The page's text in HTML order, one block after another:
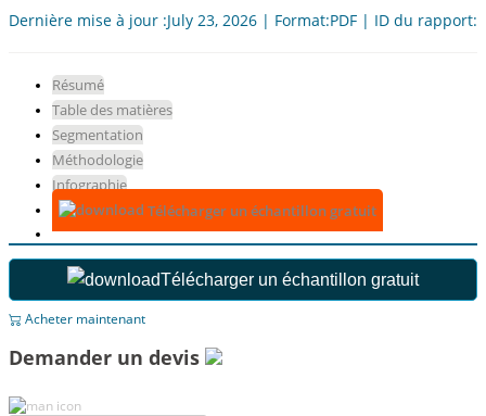
Dernière mise à jour :July 23, 2026 | Format:PDF | ID du rapport:
Résumé
Table des matières
Segmentation
Méthodologie
Infographie
Télécharger un échantillon gratuit
Télécharger un échantillon gratuit
Acheter maintenant
Demander un devis